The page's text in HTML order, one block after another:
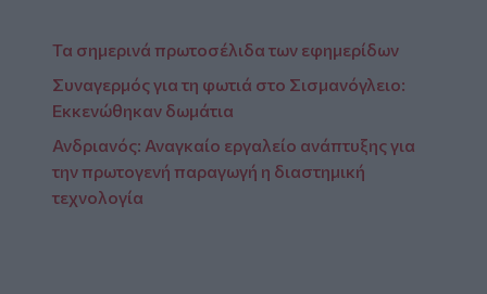
Τα σημερινά πρωτοσέλιδα των εφημερίδων
Συναγερμός για τη φωτιά στο Σισμανόγλειο:
Εκκενώθηκαν δωμάτια
Ανδριανός: Αναγκαίο εργαλείο ανάπτυξης για
την πρωτογενή παραγωγή η διαστημική
τεχνολογία